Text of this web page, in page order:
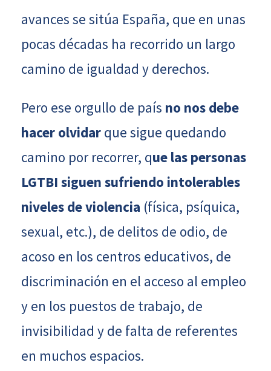
avances se sitúa España, que en unas
pocas décadas ha recorrido un largo
camino de igualdad y derechos.
Pero ese orgullo de país no nos debe
hacer olvidar que sigue quedando
camino por recorrer, que las personas
LGTBI siguen sufriendo intolerables
niveles de violencia (física, psíquica,
sexual, etc.), de delitos de odio, de
acoso en los centros educativos, de
discriminación en el acceso al empleo
y en los puestos de trabajo, de
invisibilidad y de falta de referentes
en muchos espacios.